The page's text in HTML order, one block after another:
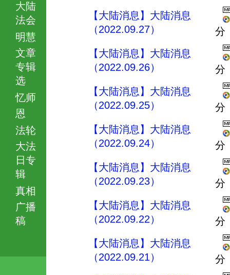
大陆
法会
明慧
文章
专辑
选
忆师
恩
法轮
大法
日专
辑
真相
广播
稿
【大陆消息】大陆消息
（2022.09.27）
分
【大陆消息】大陆消息
（2022.09.26）
分
【大陆消息】大陆消息
（2022.09.25）
分
【大陆消息】大陆消息
（2022.09.24）
分
【大陆消息】大陆消息
（2022.09.23）
分
【大陆消息】大陆消息
（2022.09.22）
分
【大陆消息】大陆消息
（2022.09.21）
分